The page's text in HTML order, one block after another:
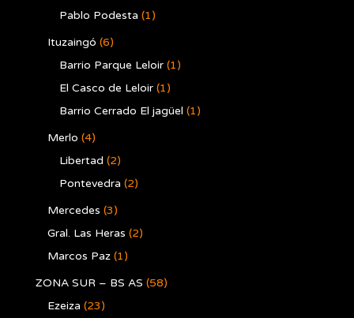
Pablo Podesta (1)
Ituzaingó (6)
Barrio Parque Leloir (1)
El Casco de Leloir (1)
Barrio Cerrado El jagüel (1)
Merlo (4)
Libertad (2)
Pontevedra (2)
Mercedes (3)
Gral. Las Heras (2)
Marcos Paz (1)
ZONA SUR – BS AS (58)
Ezeiza (23)